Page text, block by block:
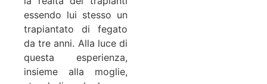
essendo lui stesso un
trapiantato di fegato
da tre anni. Alla luce di
questa esperienza,
insieme alla moglie,